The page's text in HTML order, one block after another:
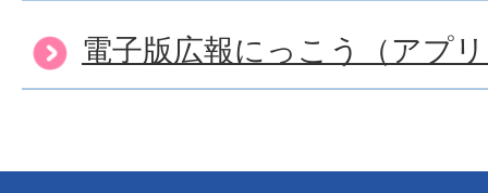
電子版広報にっこう（アプ